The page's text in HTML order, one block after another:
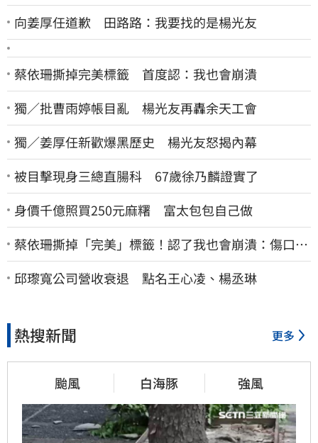
向姜厚任道歉 田路路：我要找的是楊光友
蔡依珊撕掉完美標籤 首度認：我也會崩潰
獨／批曹雨婷帳目亂 楊光友再轟余天工會
獨／姜厚任新歡爆黑歷史 楊光友怒揭內幕
被目擊現身三總直腸科 67歲徐乃麟證實了
身價千億照買250元麻糬 富太包包自己做
蔡依珊撕掉「完美」標籤！認了我也會崩潰：傷口終
究會癒合
邱瓈寬公司營收衰退 點名王心凌、楊丞琳
熱搜新聞 更多
颱風 白海豚 強風